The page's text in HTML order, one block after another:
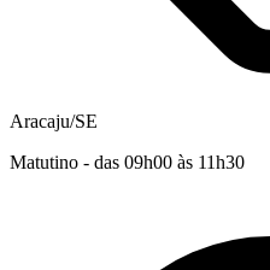
Aracaju/SE
Matutino - das 09h00 às 11h30